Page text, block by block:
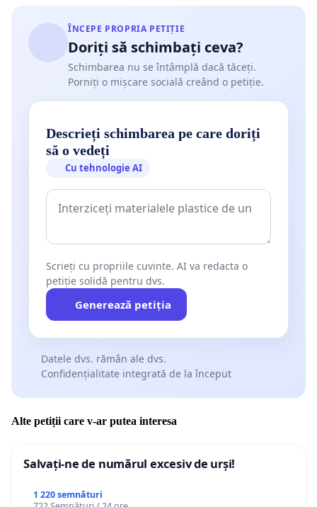
ÎNCEPE PROPRIA PETIȚIE
Doriți să schimbați ceva?
Schimbarea nu se întâmplă dacă tăceți.
Porniți o mișcare socială creând o petiție.
Descrieți schimbarea pe care doriți
să o vedeți
Cu tehnologie AI
Scrieți cu propriile cuvinte. AI va redacta o
petiție solidă pentru dvs.
Generează petiția
Datele dvs. rămân ale dvs.
Confidențialitate integrată de la început
Alte petiții care v-ar putea interesa
Salvați-ne de numărul excesiv de urși!
1 220 semnături